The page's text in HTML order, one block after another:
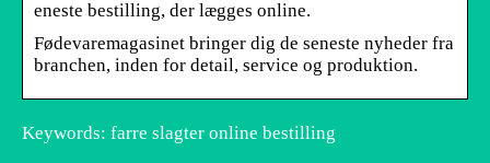
eneste bestilling, der lægges online.
Fødevaremagasinet bringer dig de seneste nyheder fra
branchen, inden for detail, service og produktion.
Keywords: farre slagter online bestilling